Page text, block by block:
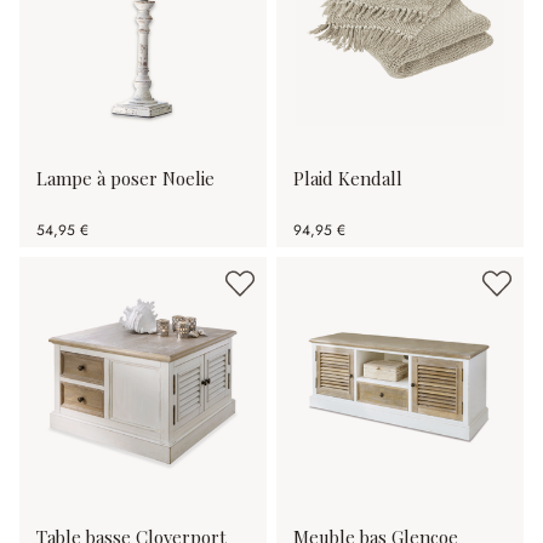
Lampe à poser Noelie
54,95 €
Plaid Kendall
94,95 €
Table basse Cloverport Meuble bas Glencoe